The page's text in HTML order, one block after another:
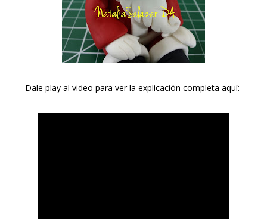
Dale play al video para ver la explicación completa aquí: